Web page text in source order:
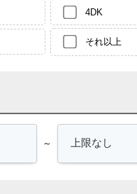
4DK
それ以上
～